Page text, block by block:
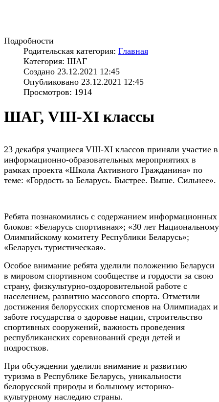
Подробности
Родительская категория: Главная
Категория: ШАГ
Создано 23.12.2021 12:45
Опубликовано 23.12.2021 12:45
Просмотров: 1914
ШАГ, VIII-XI классы
23 декабря учащиеся VIII-XI классов приняли участие в
информационно-образовательных мероприятиях в
рамках проекта «Школа Активного Гражданина» по
теме: «Гордость за Беларусь. Быстрее. Выше. Сильнее».
Ребята познакомились с содержанием информационных
блоков: «Беларусь спортивная»; «30 лет Национальному
Олимпийскому комитету Республики Беларусь»;
«Беларусь туристическая».
Особое внимание ребята уделили положению Беларуси
в мировом спортивном сообществе и гордости за свою
страну, физкультурно-оздоровительной работе с
населением, развитию массового спорта. Отметили
достижения белорусских спортсменов на Олимпиадах и
заботе государства о здоровье нации, строительство
спортивных сооружений, важность проведения
республиканских соревнований среди детей и
подростков.
При обсуждении уделили внимание и развитию
туризма в Республике Беларусь, уникальности
белорусской природы и большому историко-
культурному наследию страны.